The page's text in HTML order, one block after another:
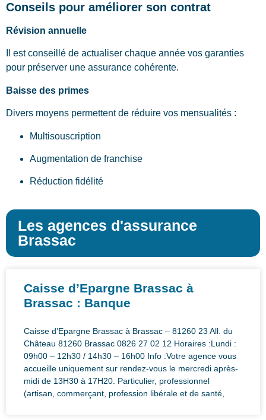
Conseils pour améliorer son contrat
Révision annuelle
Il est conseillé de actualiser chaque année vos garanties
pour préserver une assurance cohérente.
Baisse des primes
Divers moyens permettent de réduire vos mensualités :
Multisouscription
Augmentation de franchise
Réduction fidélité
Les agences d'assurance
Brassac
Caisse d’Epargne Brassac à
Brassac : Banque
Caisse d’Epargne Brassac à Brassac – 81260 23 All. du
Château 81260 Brassac 0826 27 02 12 Horaires :Lundi :
09h00 – 12h30 / 14h30 – 16h00 Info :Votre agence vous
accueille uniquement sur rendez-vous le mercredi après-
midi de 13H30 à 17H20. Particulier, professionnel
(artisan, commerçant, profession libérale et de santé,